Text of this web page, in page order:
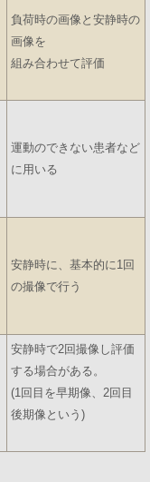
負荷時の画像と安静時の
画像を
組み合わせて評価
運動のできない患者など
に用いる
安静時に、基本的に1回
の撮像で行う
安静時で2回撮像し評価
する場合がある。
(1回目を早期像、2回目
後期像という)